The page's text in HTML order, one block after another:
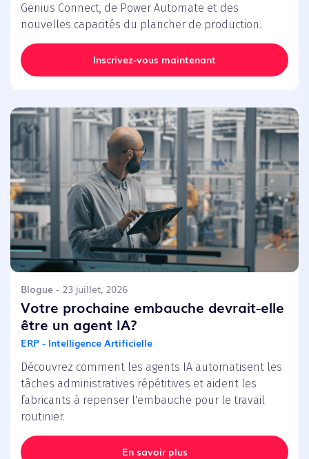
Genius Connect, de Power Automate et des
nouvelles capacités du plancher de production.
Inscrivez-vous maintenant
Blogue - 23 juillet, 2026
Votre prochaine embauche devrait-elle
être un agent IA?
ERP - Intelligence Artificielle
Découvrez comment les agents IA automatisent les
tâches administratives répétitives et aident les
fabricants à repenser l'embauche pour le travail
routinier.
En savoir plus